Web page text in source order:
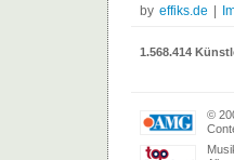
by effiks.de
1.568.414
©